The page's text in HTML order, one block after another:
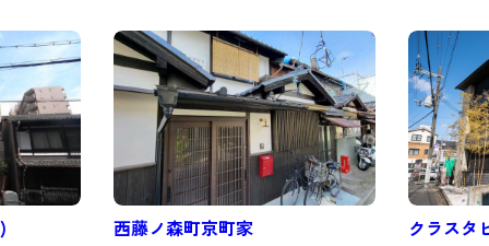
西藤ノ森町京町家 クラスタ